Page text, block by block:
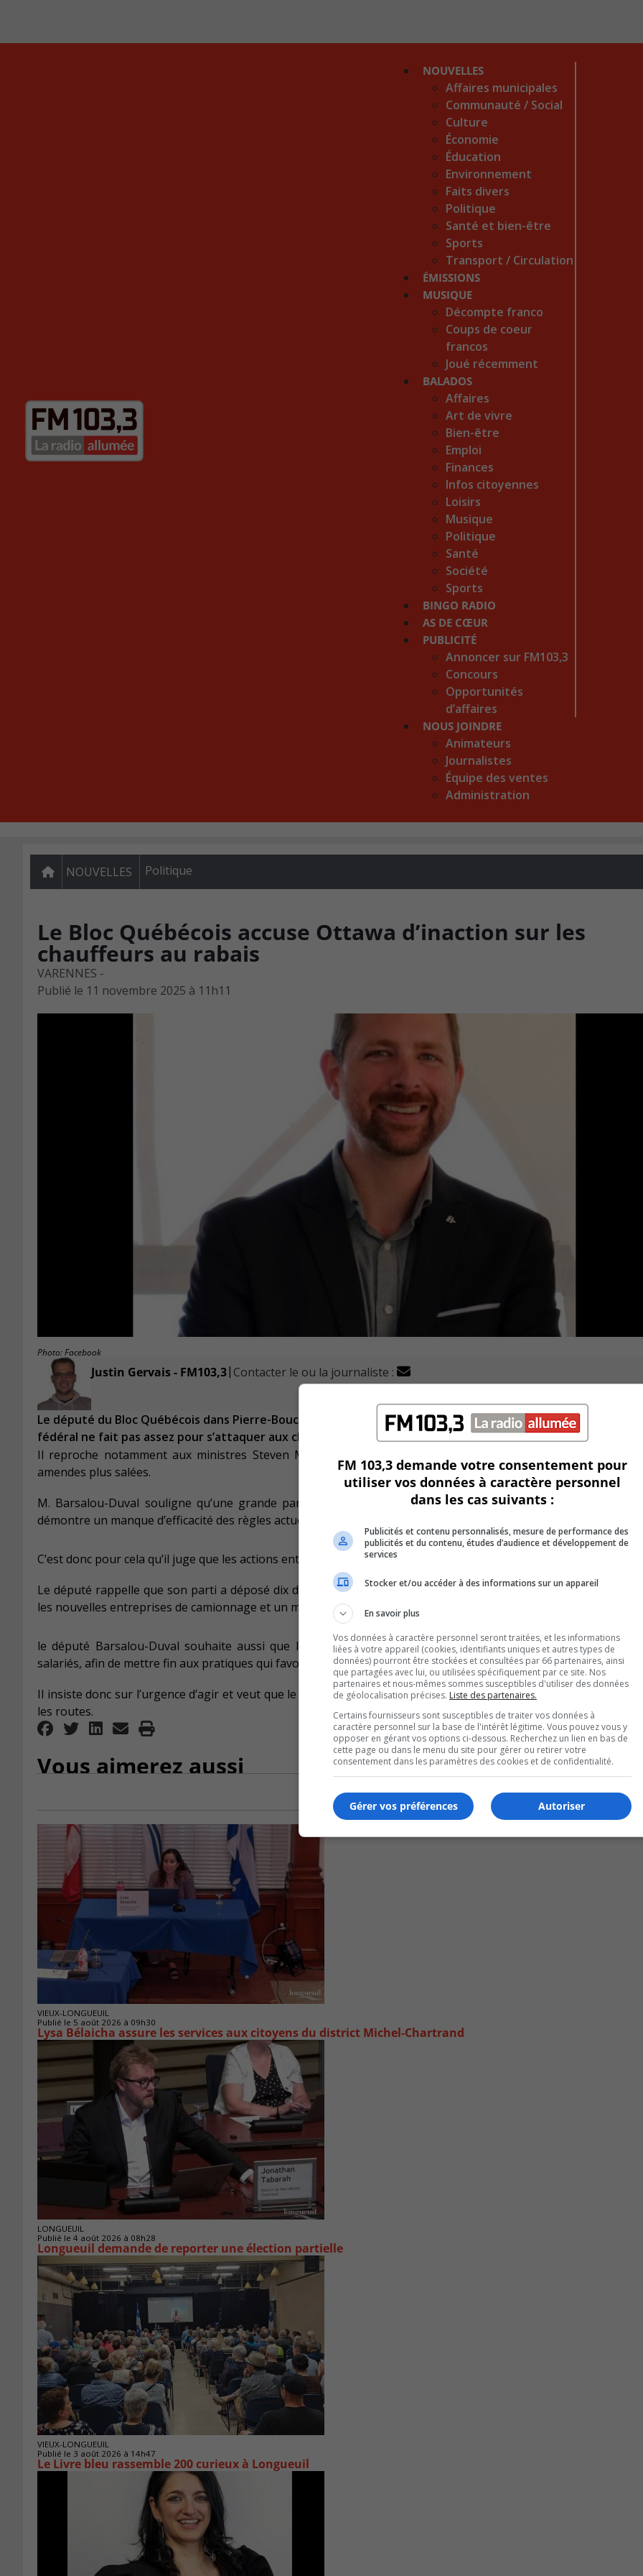
NOUVELLES
Affaires municipales
Communauté / Social
Culture
Économie
Éducation
Environnement
Faits divers
Politique
Santé et bien-être
Sports
Transport / Circulation
ÉMISSIONS
MUSIQUE
Décompte franco
Coups de coeur
francos
Joué récemment
BALADOS
Affaires
Art de vivre
Bien-être
Emploi
Finances
Infos citoyennes
Loisirs
Musique
Politique
Santé
Société
Sports
BINGO RADIO
AS DE CŒUR
PUBLICITÉ
Annoncer sur FM103,3
Concours
Opportunités
d’affaires
NOUS JOINDRE
Animateurs
Journalistes
Équipe des ventes
Administration
NOUVELLES Politique
Le Bloc Québécois accuse Ottawa d’inaction sur les
chauffeurs au rabais
VARENNES -
Publié le 11 novembre 2025 à 11h11
Photo: Facebook
Justin Gervais - FM103,3| Contacter le ou la journaliste :
Le député du Bloc Québécois dans Pierre-Boucher—Les Patriotes—Verchères, Xavier Barsalou-Duval, juge
fédéral ne fait pas assez pour s’attaquer aux chauffeurs au rabais.
Il reproche notamment aux ministres Steven MacKinnon et Patty Hajdu de se limiter au retour des T4A
amendes plus salées.
M. Barsalou-Duval souligne qu’une grande part des pénalités imposées dans ce secteur demeure
démontre un manque d’efficacité des règles actuelles.
C’est donc pour cela qu’il juge que les actions entreprises sont trop timides pour corriger ce problème sur les
Le député rappelle que son parti a déposé dix demandes concrètes au gouvernement, dont des audits
les nouvelles entreprises de camionnage et un meilleur encadrement des travailleurs.
le député Barsalou-Duval souhaite aussi que les travailleurs étrangers obtiennent automatiquement un
salariés, afin de mettre fin aux pratiques qui favorisent l’exploitation.
Il insiste donc sur l’urgence d’agir et veut que le fédéral protège les droits des camionneurs et renforce la
les routes.
Vous aimerez aussi
VIEUX-LONGUEUIL
Publié le 5 août 2026 à 09h30
Lysa Bélaicha assure les services aux citoyens du district Michel‑Chartrand
LONGUEUIL
Publié le 4 août 2026 à 08h28
Longueuil demande de reporter une élection partielle
VIEUX-LONGUEUIL
Publié le 3 août 2026 à 14h47
Le Livre bleu rassemble 200 curieux à Longueuil
FM 103,3 demande votre consentement pour
utiliser vos données à caractère personnel
dans les cas suivants :
Publicités et contenu personnalisés, mesure de performance des
publicités et du contenu, études d’audience et développement de
services
Stocker et/ou accéder à des informations sur un appareil
En savoir plus
Vos données à caractère personnel seront traitées, et les informations
liées à votre appareil (cookies, identifiants uniques et autres types de
données) pourront être stockées et consultées par 66 partenaires, ainsi
que partagées avec lui, ou utilisées spécifiquement par ce site. Nos
partenaires et nous-mêmes sommes susceptibles d'utiliser des données
de géolocalisation précises. Liste des partenaires.
Certains fournisseurs sont susceptibles de traiter vos données à
caractère personnel sur la base de l'intérêt légitime. Vous pouvez vous y
opposer en gérant vos options ci-dessous. Recherchez un lien en bas de
cette page ou dans le menu du site pour gérer ou retirer votre
consentement dans les paramètres des cookies et de confidentialité.
Autoriser
Gérer vos préférences